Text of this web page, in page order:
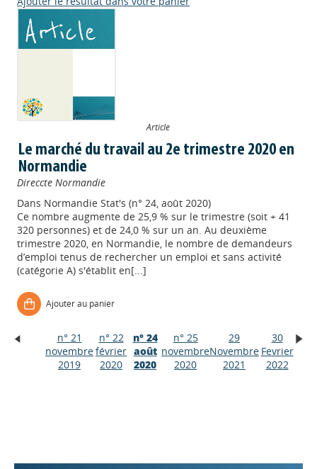
Article
Le marché du travail au 2e trimestre 2020 en
Normandie
Direccte Normandie
Dans Normandie Stat's (n° 24, août 2020)
Ce nombre augmente de 25,9 % sur le trimestre (soit + 41
320 personnes) et de 24,0 % sur un an. Au deuxième
trimestre 2020, en Normandie, le nombre de demandeurs
d’emploi tenus de rechercher un emploi et sans activité
(catégorie A) s'établit en[...]
Ajouter au panier
n° 21
novembre
2019
n° 22
février
2020
n° 24
août
2020
n° 25
novembre
2020
29
Novembre
2021
30
Fevrier
2022
Appels à projets